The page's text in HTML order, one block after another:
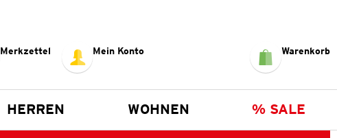
Merkzettel Mein Konto Warenkorb
HERREN WOHNEN % SALE